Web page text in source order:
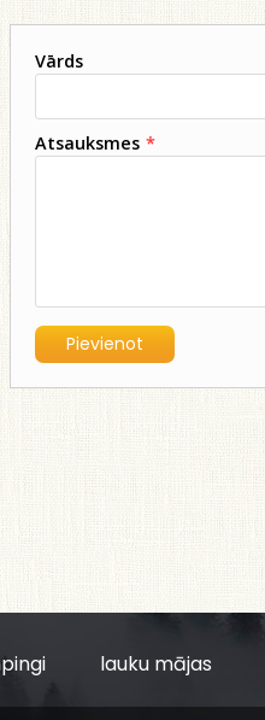
Vārds
Atsauksmes *
lauku mājas